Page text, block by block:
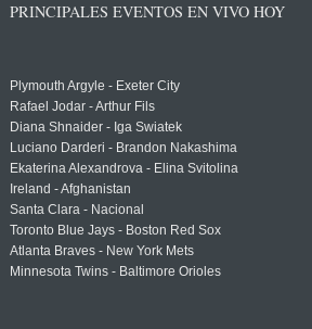
PRINCIPALES EVENTOS EN VIVO HOY
Plymouth Argyle - Exeter City
Rafael Jodar - Arthur Fils
Diana Shnaider - Iga Swiatek
Luciano Darderi - Brandon Nakashima
Ekaterina Alexandrova - Elina Svitolina
Ireland - Afghanistan
Santa Clara - Nacional
Toronto Blue Jays - Boston Red Sox
Atlanta Braves - New York Mets
Minnesota Twins - Baltimore Orioles